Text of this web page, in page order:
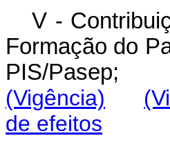
V -
Formação do
PIS/Pasep;
(Vigência)
de efeitos